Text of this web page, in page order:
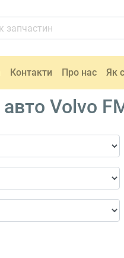
Контакти Про нас Як
Volvo